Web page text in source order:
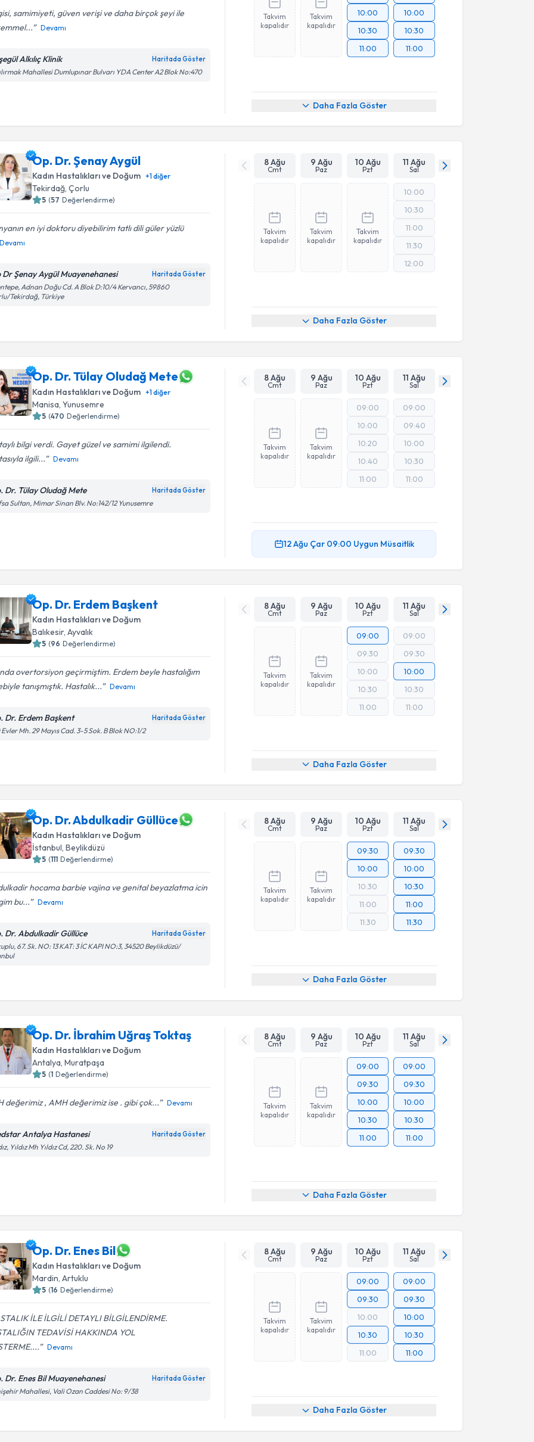
samimiyeti, güven verişi ve daha birçok şeyi ile
Devamı
Alkılıç Klinik Haritada Göster
Mahallesi Dumlupınar Bulvarı YDA Center A2 Blok No:470
Takvim
kapalıdır
Takvim
kapalıdır
10:00
10:30
11:00
10:00
10:30
11:00
Daha Fazla Göster
Op. Dr. Şenay Aygül
Kadın Hastalıkları ve Doğum +1diğer
Tekirdağ,Çorlu
5 (57 Değerlendirme)
en iyi doktoru diyebilirim tatlı dili güler yüzlü
Devamı
Dr Şenay Aygül Muayenehanesi Haritada Göster
Adnan Doğu Cd. A Blok D:10/4 Kervancı, 59860
Tekirdağ, Türkiye
8 Ağu
Cmt
9 Ağu
Paz
10 Ağu
Pzt
11 Ağu
Sal
Takvim
kapalıdır
Takvim
kapalıdır
Takvim
kapalıdır
10:00
10:30
11:00
11:30
12:00
Daha Fazla Göster
Op. Dr. Tülay Oludağ Mete
Kadın Hastalıkları ve Doğum +1diğer
Manisa ,Yunusemre
5 (470 Değerlendirme)
bilgi verdi. Gayet güzel ve samimi ilgilendi.
ilgili...
Devamı
Dr. Tülay Oludağ Mete Haritada Göster
Sultan, Mimar Sinan Blv. No:142/12 Yunusemre
8 Ağu
Cmt
9 Ağu
Paz
10 Ağu
Pzt
11 Ağu
Sal
Takvim
kapalıdır
Takvim
kapalıdır
09:00
10:00
10:20
10:40
11:00
09:00
09:40
10:00
10:30
11:00
12 Ağu Çar 09:00 Uygun Müsaitlik
Op. Dr. Erdem Başkent
Kadın Hastalıkları ve Doğum
Balıkesir,Ayvalık
5 (96 Değerlendirme)
overtorsiyon geçirmiştim. Erdem beyle hastalığım
tanışmıştık. Hastalık...
Devamı
Dr. Erdem Başkent Haritada Göster
Evler Mh. 29 Mayıs Cad. 3-5 Sok. B Blok NO:1/2
8 Ağu
Cmt
9 Ağu
Paz
10 Ağu
Pzt
11 Ağu
Sal
Takvim
kapalıdır
Takvim
kapalıdır
09:00
09:30
10:00
10:30
11:00
09:00
09:30
10:00
10:30
11:00
Daha Fazla Göster
Op. Dr. Abdulkadir Güllüce
Kadın Hastalıkları ve Doğum
İstanbul,Beylikdüzü
5 (111 Değerlendirme)
hocama barbie vajina ve genital beyazlatma icin
bu...
Devamı
Dr. Abdulkadir Güllüce Haritada Göster
67. Sk. NO: 13 KAT: 3 İC KAPI NO:3, 34520 Beylikdüzü/
8 Ağu
Cmt
9 Ağu
Paz
10 Ağu
Pzt
11 Ağu
Sal
Takvim
kapalıdır
Takvim
kapalıdır
09:30
10:00
10:30
11:00
11:30
09:30
10:00
10:30
11:00
11:30
Daha Fazla Göster
Op. Dr. İbrahim Uğraş Toktaş
Kadın Hastalıkları ve Doğum
Antalya ,Muratpaşa
5 (1 Değerlendirme)
değerimiz , AMH değerimiz ise . gibi çok... Devamı
Antalya Hastanesi Haritada Göster
Yıldız Mh Yıldız Cd, 220. Sk. No 19
8 Ağu
Cmt
9 Ağu
Paz
10 Ağu
Pzt
11 Ağu
Sal
Takvim
kapalıdır
Takvim
kapalıdır
09:00
09:30
10:00
10:30
11:00
09:00
09:30
10:00
10:30
11:00
Daha Fazla Göster
Op. Dr. Enes Bil
Kadın Hastalıkları ve Doğum
Mardin,Artuklu
5 (16 Değerlendirme)
İLE İLGİLİ DETAYLI BİLGİLENDİRME.
TEDAVİSİ HAKKINDA YOL
Devamı
Dr. Enes Bil Muayenehanesi Haritada Göster
Mahallesi, Vali Ozan Caddesi No: 9/38
8 Ağu
Cmt
9 Ağu
Paz
10 Ağu
Pzt
11 Ağu
Sal
Takvim
kapalıdır
Takvim
kapalıdır
09:00
09:30
10:00
10:30
11:00
09:00
09:30
10:00
10:30
11:00
Daha Fazla Göster